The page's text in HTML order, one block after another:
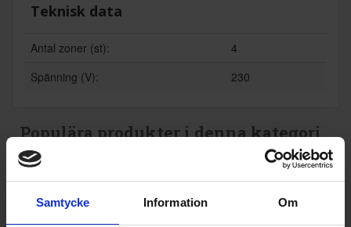
Samtycke Information Om
Teknisk data
Antal zoner (st):
4
Spänning (V):
230
Populära produkter i denna kategori